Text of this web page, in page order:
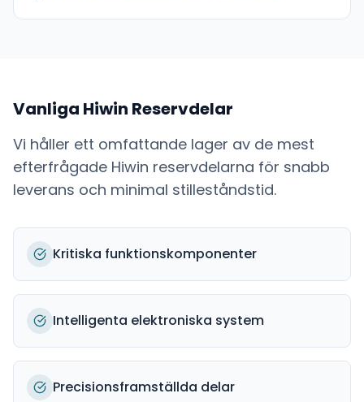
Vanliga Hiwin Reservdelar
Vi håller ett omfattande lager av de mest
efterfrågade Hiwin reservdelarna för snabb
leverans och minimal stilleståndstid.
Kritiska funktionskomponenter
Intelligenta elektroniska system
Precisionsframställda delar